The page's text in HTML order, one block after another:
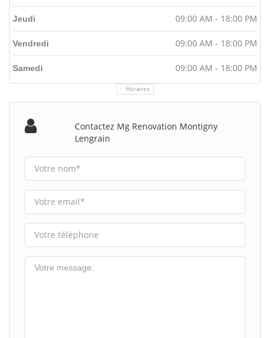
Horaires
Jeudi 09:00 AM - 18:00 PM
Vendredi 09:00 AM - 18:00 PM
Samedi 09:00 AM - 18:00 PM
Contactez Mg Renovation Montigny
Lengrain